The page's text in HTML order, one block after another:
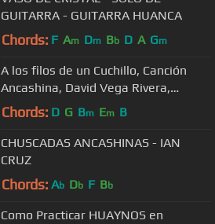
GUITARRA - GUITARRA HUANCA
Chords: F Am Dm Bb D A Gm
A los filos de un Cuchillo, Canción
Ancashina, David Vega Rivera,
Guitarra Andina del Perú
Chords: D G Bm Em B
CHUSCADAS ANCASHINAS - IAN
CRUZ
Chords: Ab Db F Bb
Como Practicar HUAYNOS en